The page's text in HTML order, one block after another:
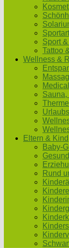
Sport
Tattoo
Wellness &
Sauna,
Eltern & Kind
Baby-
Rund